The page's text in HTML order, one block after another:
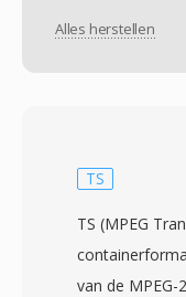
Alles herstellen
TS
TS (MPEG
van de MPEG-